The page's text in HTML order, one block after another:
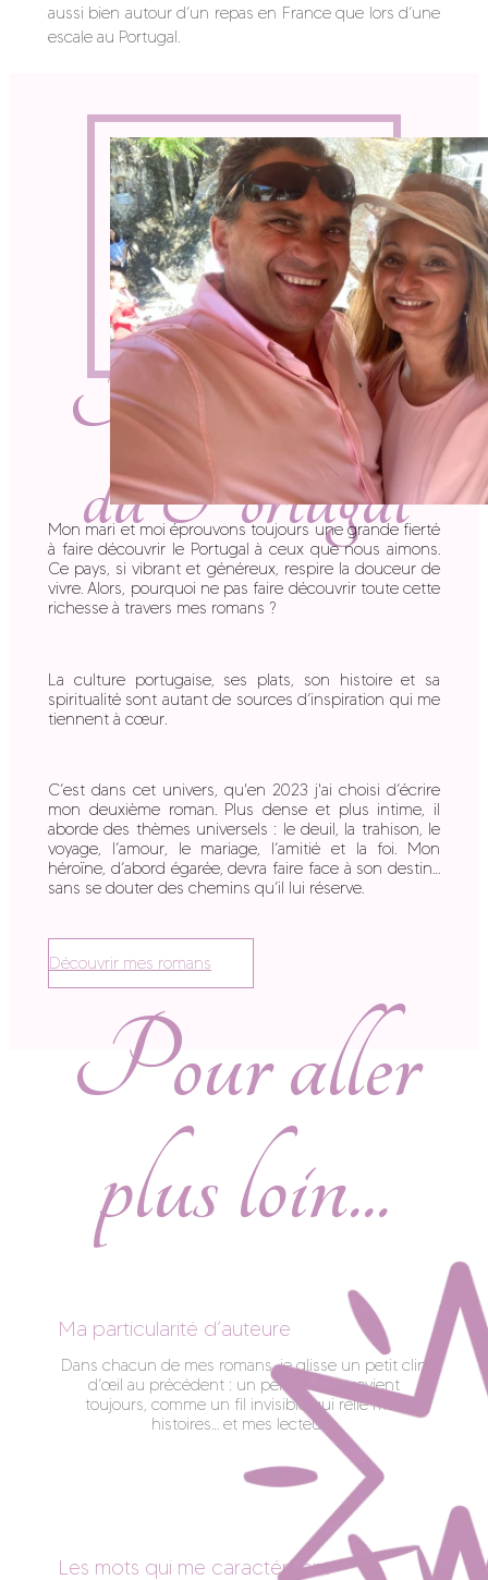
aussi bien autour d’un repas en France que lors d’une
escale au Portugal.
Mon amour
du Portugal
Mon mari et moi éprouvons toujours une grande fierté
à faire découvrir le Portugal à ceux que nous aimons.
Ce pays, si vibrant et généreux, respire la douceur de
vivre. Alors, pourquoi ne pas faire découvrir toute cette
richesse à travers mes romans ?
La culture portugaise, ses plats, son histoire et sa
spiritualité sont autant de sources d’inspiration qui me
tiennent à cœur.
C’est dans cet univers, qu'en 2023 j'ai choisi d’écrire
mon deuxième roman. Plus dense et plus intime, il
aborde des thèmes universels : le deuil, la trahison, le
voyage, l’amour, le mariage, l’amitié et la foi. Mon
héroïne, d’abord égarée, devra faire face à son destin…
sans se douter des chemins qu’il lui réserve.
Découvrir mes romans
Pour aller
plus loin...
Ma particularité d’auteure
Les mots qui me caractérisent
Dans chacun de mes romans, je glisse un petit clin
d’œil au précédent : un personnage revient
toujours, comme un fil invisible qui relie mes
histoires… et mes lecteurs.